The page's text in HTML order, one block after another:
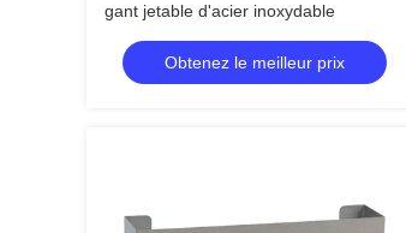
gant jetable d'acier inoxydable
Obtenez le meilleur prix